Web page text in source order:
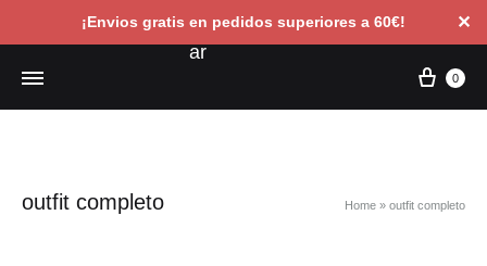
¡Envios gratis en pedidos superiores a 60€! ✕
0
outfit completo Home » outfit completo